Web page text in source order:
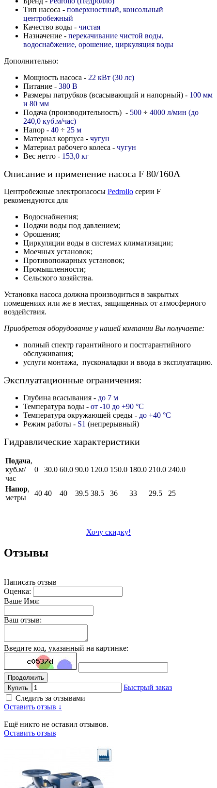
Тип насоса - поверхностный, консольный
центробежный
Качество воды - чистая
Назначение - перекачивание чистой воды,
водоснабжение, орошение, циркуляция воды
Дополнительно:
Мощность насоса - 22 кВт (30 лс)
Питание - 380 В
Размеры патрубков (всасывающий и напорный) - 100 мм
и 80 мм
Подача (производительность) - 500 ÷ 4000 л/мин (до
240,0 куб.м/час)
Напор - 40 ÷ 25 м
Материал корпуса - чугун
Материал рабочего колеса - чугун
Вес нетто - 153,0 кг
Описание и применение насоса F 80/160A
Центробежные электронасосы Pedrollo серии F
рекомендуются для
Водоснабжения;
Подачи воды под давлением;
Орошения;
Циркуляции воды в системах климатизации;
Моечных установок;
Противопожарных установок;
Промышленности;
Сельского хозяйства.
Установка насоса должна производиться в закрытых
помещениях или же в местах, защищенных от атмосферного
воздействия.
Приобретая оборудование у нашей компании Вы получаете:
полный спектр гарантийного и постгарантийного
обслуживания;
услуги монтажа, пусконаладки и ввода в эксплуатацию.
Эксплуатационные ограничения:
Глубина всасывания - до 7 м
Температура воды - от -10 до +90 °C
Температура окружающей среды - до +40 °C
Режим работы - S1 (непрерывный)
Гидравлические характеристики
Подача,
куб.м/
час
0 30.0 60.0 90.0 120.0 150.0 180.0 210.0 240.0
Напор,
метры
40 40 40 39.5 38.5 36 33 29.5 25
Хочу скидку!
Отзывы
Написать отзыв
Оценка:
Ваше Имя:
Ваш отзыв:
Введите код, указанный на картинке:
Продолжить
Купить
Быстрый заказ
Следить за отзывами
Оставить отзыв ↓
Ещё никто не оставил отзывов.
Оставить отзыв